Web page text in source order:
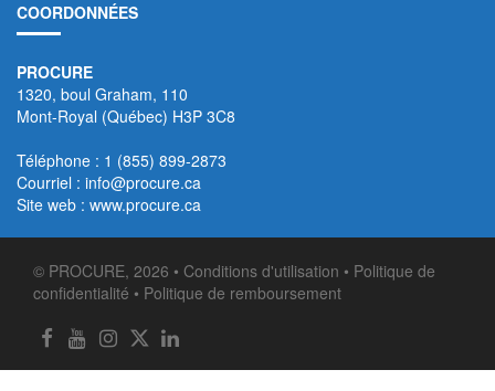
COORDONNÉES
PROCURE
1320, boul Graham, 110
Mont-Royal (Québec) H3P 3C8
Téléphone : 1 (855) 899-2873
Courriel : info@procure.ca
Site web : www.procure.ca
© PROCURE, 2026 • Conditions d'utilisation • Politique de
confidentialité • Politique de remboursement